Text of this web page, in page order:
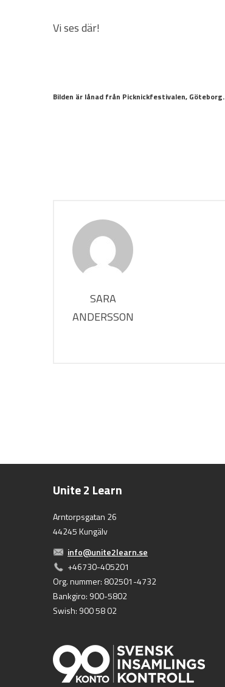
Vi ses där!
Bilden är lånad från Picknickfestivalen, Göteborg.
SARA
ANDERSSON
Unite 2 Learn
Arntorpsgatan 26
44245 Kungälv
info@unite2learn.se
+46730-405201
Org. nummer: 802501-4732
Bankgiro: 900-5802
Swish: 900 58 02